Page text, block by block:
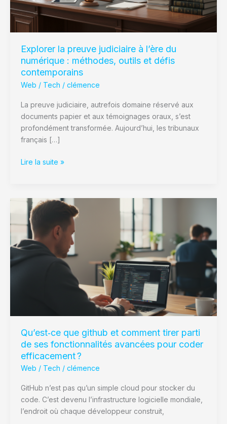
Explorer la preuve judiciaire à l’ère du
numérique : méthodes, outils et défis
contemporains
Web / Tech / clémence
La preuve judiciaire, autrefois domaine réservé aux
documents papier et aux témoignages oraux, s’est
profondément transformée. Aujourd’hui, les tribunaux
français […]
:
méthodes,
et
défis
contemporains
Lire la suite »
Qu’est‑ce que github et comment tirer parti
de ses fonctionnalités avancées pour coder
efficacement ?
Web / Tech / clémence
GitHub n’est pas qu’un simple cloud pour stocker du
code. C’est devenu l’infrastructure logicielle mondiale,
l’endroit où chaque développeur construit,
Qu’est‑ce
que
github
et
comment
tirer
pour
coder
efficacement ?